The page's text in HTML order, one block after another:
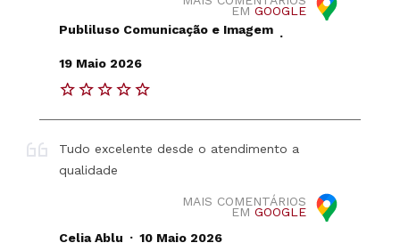
EM GOOGLE
Publiluso Comunicação e Imagem .
19 Maio 2026
Tudo excelente desde o atendimento a
qualidade
MAIS COMENTÁRIOS
EM GOOGLE
Celia Ablu . 10 Maio 2026